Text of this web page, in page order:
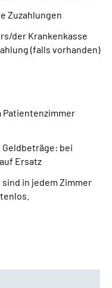
Zuzahlungen
der Krankenkasse
(falls vorhanden)
Patientenzimmer
bei
Ersatz
in jedem Zimmer